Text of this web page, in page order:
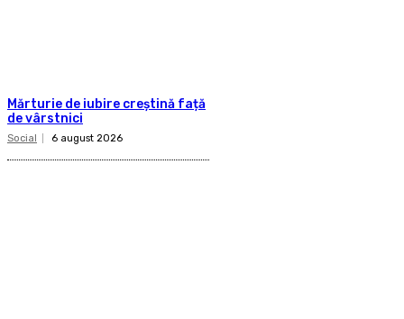
Mărturie de iubire creștină față
de vârstnici
Social 6 august 2026